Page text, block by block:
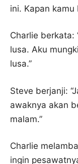
ini. Kapan kamu
Charlie berkata:
lusa. Aku
lusa.”
Steve berjanji:
awaknya akan
malam.”
Charlie
ingin